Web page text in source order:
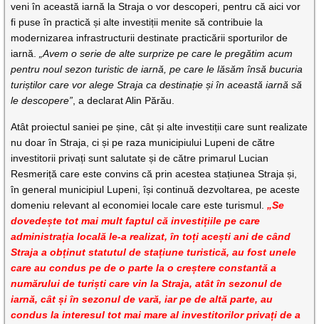
veni în această iarnă la Straja o vor descoperi, pentru că aici vor
fi puse în practică și alte investiții menite să contribuie la
modernizarea infrastructurii destinate practicării sporturilor de
iarnă.„Avem o serie de alte surprize pe care le pregătim acum
pentru noul sezon turistic de iarnă, pe care le lăsăm însă bucuria
turiștilor care vor alege Straja ca destinație și în această iarnă să
le descopere”, a declarat Alin Părău.
Atât proiectul saniei pe șine, cât și alte investiții care sunt realizate
nu doar în Straja, ci și pe raza municipiului Lupeni de către
investitorii privați sunt salutate și de către primarul Lucian
Resmeriță care este convins că prin acestea stațiunea Straja și,
în general municipiul Lupeni, își continuă dezvoltarea, pe aceste
domeniu relevant al economiei locale care este turismul. „Se
dovedește tot mai mult faptul că investițiile pe care
administrația locală le-a realizat, în toți acești ani de când
Straja a obținut statutul de stațiune turistică, au fost unele
care au condus pe de o parte la o creștere constantă a
numărului de turiști care vin la Straja, atât în sezonul de
iarnă, cât și în sezonul de vară, iar pe de altă parte, au
condus la interesul tot mai mare al investitorilor privați de a